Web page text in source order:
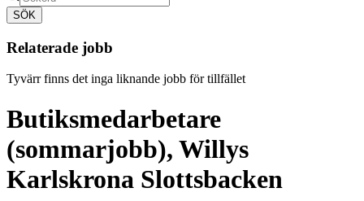
SÖK
Relaterade jobb
Tyvärr finns det inga liknande jobb för tillfället
Butiksmedarbetare
(sommarjobb), Willys
Karlskrona Slottsbacken